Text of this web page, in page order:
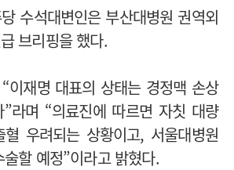
수석대변인은 부산대병원 권역외
브리핑을 했다.
이재명 대표의 상태는 경정맥 손상
라며 “의료진에 따르면 자칫 대량
우려되는 상황이고, 서울대병원
할 예정”이라고 밝혔다.